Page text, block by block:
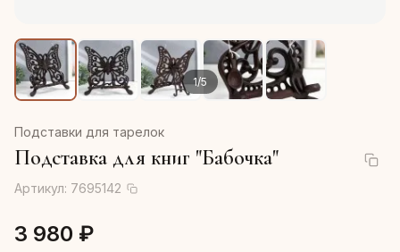
1/5
Подставки для тарелок
Подставка для книг "Бабочка"
Артикул: 7695142
3 980 ₽